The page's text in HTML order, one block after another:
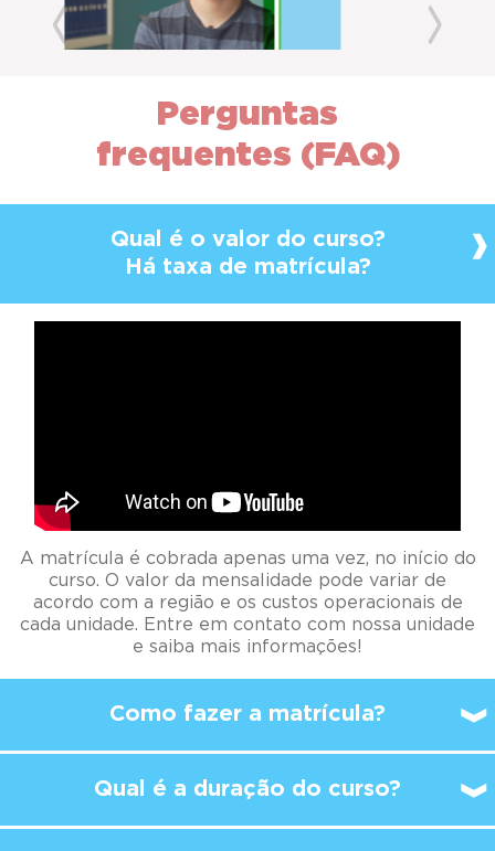
frequentes (FAQ)
Qual é o valor do curso?
Há taxa de matrícula?
cada unidade. Entre em contato com nossa unidade
e saiba mais informações!
Como fazer a matrícula?
Qual é a duração do curso?
possívelcomeçar a
estudar no Kumon?